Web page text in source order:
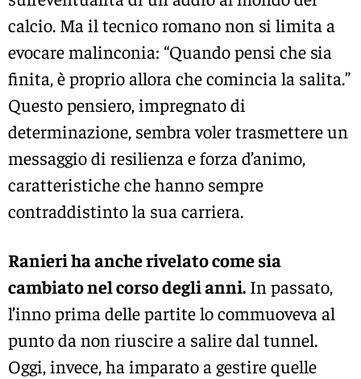
calcio. Ma il tecnico romano non si limita a
evocare malinconia: “Quando pensi che sia
finita, è proprio allora che comincia la salita.”
Questo pensiero, impregnato di
determinazione, sembra voler trasmettere un
messaggio di resilienza e forza d’animo,
caratteristiche che hanno sempre
contraddistinto la sua carriera.
Ranieri ha anche rivelato come sia
cambiato nel corso degli anni. In passato,
l’inno prima delle partite lo commuoveva al
punto da non riuscire a salire dal tunnel.
Oggi, invece, ha imparato a gestire quelle